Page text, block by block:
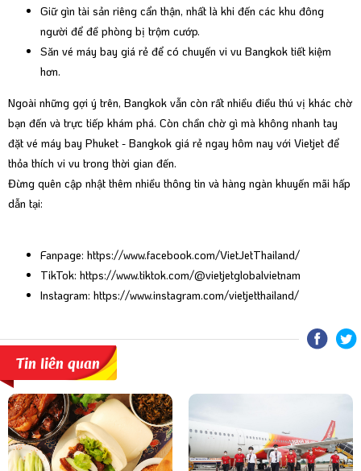
Giữ gìn tài sản riêng cẩn thận, nhất là khi đến các khu đông
người để đề phòng bị trộm cướp.
Săn vé máy bay giá rẻ để có chuyến vi vu Bangkok tiết kiệm
hơn.
Ngoài những gợi ý trên, Bangkok vẫn còn rất nhiều điều thú vị khác chờ
bạn đến và trực tiếp khám phá. Còn chần chờ gì mà không nhanh tay
đặt vé máy bay Phuket - Bangkok giá rẻ ngay hôm nay với Vietjet để
thỏa thích vi vu trong thời gian đến.
Đừng quên cập nhật thêm nhiều thông tin và hàng ngàn khuyến mãi hấp
dẫn tại:
Fanpage: https://www.facebook.com/VietJetThailand/
TikTok: https://www.tiktok.com/@vietjetglobalvietnam
Instagram: https://www.instagram.com/vietjetthailand/
Tin liên quan